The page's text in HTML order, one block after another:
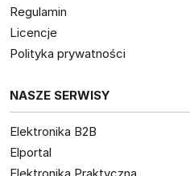
Regulamin
Licencje
Polityka prywatności
NASZE SERWISY
Elektronika B2B
Elportal